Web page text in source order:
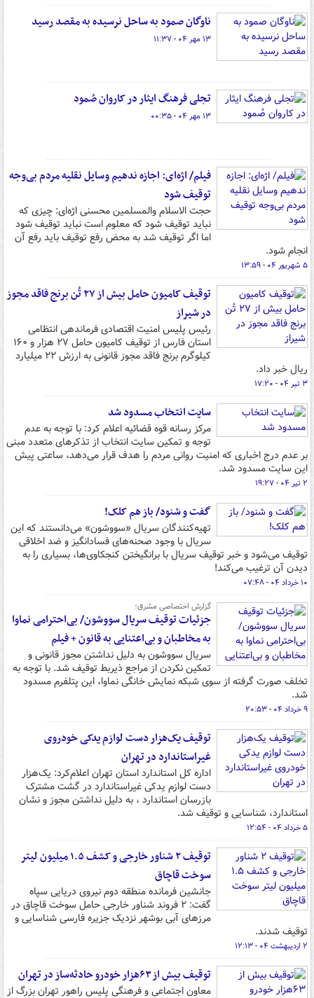
ناوگان صمود به ساحل نرسیده به مقصد رسید
۱۳ مهر ۰۴ - ۱۱:۳۷
تجلی فرهنگ ایثار در کاروان صُمود
۱۳ مهر ۰۴ - ۰۰:۳۵
فیلم/ اژه‌ای: اجازه ندهیم وسایل نقلیه مردم بی‌وجه
توقیف شود
حجت الاسلام والمسلمین محسنی اژه‌ای: چیزی که
نباید توقیف شود که معلوم است نباید توقیف شود
اما اگر توقیف شد به محض رفع توقیف باید رفع آن
انجام شود.
۵ شهریور ۰۴ - ۱۳:۵۹
توقیف کامیون حامل بیش از ۲۷ تُن برنج فاقد مجوز
در شیراز
رئیس پلیس امنیت اقتصادی فرماندهی انتظامی
استان فارس از توقیف کامیون حامل ۲۷ هزار و ۱۶۰
کیلوگرم برنج فاقد مجوز قانونی به ارزش ۲۲ میلیارد
ریال خبر داد.
۳ تیر ۰۴ - ۱۷:۲۰
سایت انتخاب مسدود شد
مرکز رسانه قوه قضائیه اعلام کرد: با توجه به عدم
توجه و تمکین سایت انتخاب از تذکرهای متعدد مبنی
بر عدم درج اخباری که امنیت روانی مردم را هدف قرار می‌دهد، ساعتی پیش
این سایت مسدود شد.
۲ تیر ۰۴ - ۱۹:۲۷
گفت و شنود/ باز هم کلک!
تهیه‌کنندگان سریال «سووشون» می‌دانستند که این
سریال با وجود صحنه‌های فسادانگیز و ضد اخلاقی
توقیف می‌شود و خبر توقیف سریال با برانگیختن کنجکاوی‌ها، بسیاری را به
دیدن آن ترغیب می‌کند!
۱۰ خرداد ۰۴ - ۰۷:۴۸
گزارش اختصاصی مشرق؛
جزئیات توقیف سریال سووشون/ بی‌احترامی نماوا
به مخاطبان و بی‌اعتنایی به قانون + فیلم
سریال سووشون به دلیل نداشتن مجوز قانونی و
تمکین نکردن از مراجع ذیربط توقیف شد. با توجه به
تخلف صورت گرفته از سوی شبکه نمایش خانگی نماوا، این پتلفرم مسدود
شد.
۹ خرداد ۰۴ - ۲۰:۵۳
توقیف یک‌هزار دست لوازم یدکی خودروی
غیراستاندارد در تهران
اداره کل استاندارد استان تهران اعلام‌کرد: یک‌هزار
دست لوازم یدکی غیراستاندارد در گشت مشترک
بازرسان استاندارد ، به دلیل نداشتن مجوز و نشان
استاندارد، شناسایی و توقیف شد.
۵ خرداد ۰۴ - ۱۲:۵۴
توقیف ۲ شناور خارجی و کشف ۱.۵ میلیون لیتر
سوخت قاچاق
جانشین فرمانده منطقه دوم نیروی دریایی سپاه
گفت: ۲ فروند شناور خارجی حامل سوخت قاچاق در
مرزهای آبی بوشهر نزدیک جزیره فارسی شناسایی و
توقیف شدند.
۲ اردیبهشت ۰۴ - ۱۲:۱۳
توقیف بیش از ۶۳هزار خودرو حادثه‌ساز در تهران
معاون اجتماعی و فرهنگی پلیس راهور تهران بزرگ از